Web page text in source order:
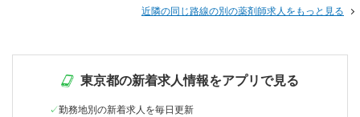
近隣の同じ路線の別の薬剤師求人をもっと見る
東京都の新着求人情報をアプリで見る
勤務地別の新着求人を毎日更新